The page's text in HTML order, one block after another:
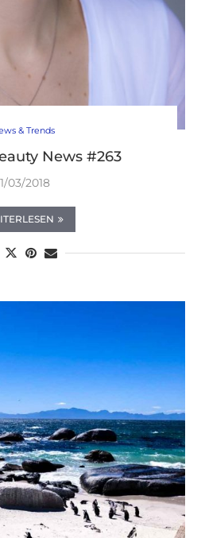
& Trends
News #263
03/2018